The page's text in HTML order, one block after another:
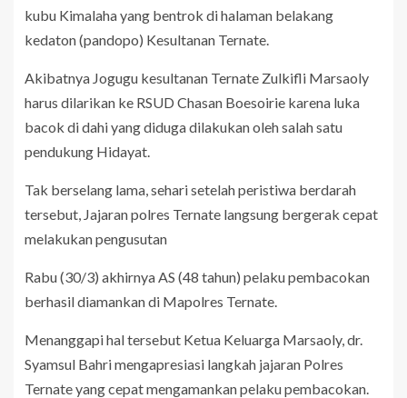
kubu Kimalaha yang bentrok di halaman belakang
kedaton (pandopo) Kesultanan Ternate.
Akibatnya Jogugu kesultanan Ternate Zulkifli Marsaoly
harus dilarikan ke RSUD Chasan Boesoirie karena luka
bacok di dahi yang diduga dilakukan oleh salah satu
pendukung Hidayat.
Tak berselang lama, sehari setelah peristiwa berdarah
tersebut, Jajaran polres Ternate langsung bergerak cepat
melakukan pengusutan
Rabu (30/3) akhirnya AS (48 tahun) pelaku pembacokan
berhasil diamankan di Mapolres Ternate.
Menanggapihal tersebut Ketua Keluarga Marsaoly, dr.
Syamsul Bahri mengapresiasi langkah jajaran Polres
Ternate yang cepat mengamankan pelaku pembacokan.